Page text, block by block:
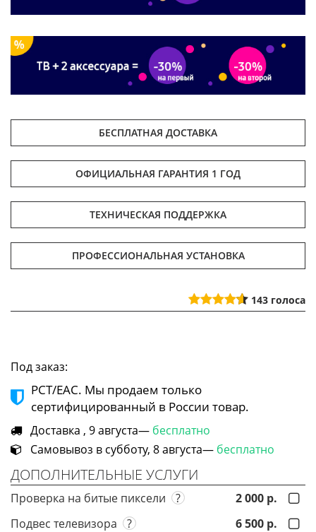
БЕСПЛАТНАЯ ДОСТАВКА
ОФИЦИАЛЬНАЯ ГАРАНТИЯ 1 ГОД
ТЕХНИЧЕСКАЯ ПОДДЕРЖКА
ПРОФЕССИОНАЛЬНАЯ УСТАНОВКА
143 голоса
Под заказ:
РСТ/ЕАС. Мы продаем только
сертифицированный в России товар.
Доставка , 9 августа— бесплатно
Самовывоз в субботу, 8 августа— бесплатно
ДОПОЛНИТЕЛЬНЫЕ УСЛУГИ
Проверка на битые пиксели ?
2 000 р.
Подвес телевизора
?
6 500 р.